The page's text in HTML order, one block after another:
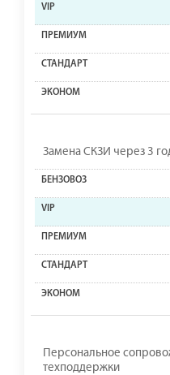
Замена СКЗИ через 3
Персональное
техподдержки